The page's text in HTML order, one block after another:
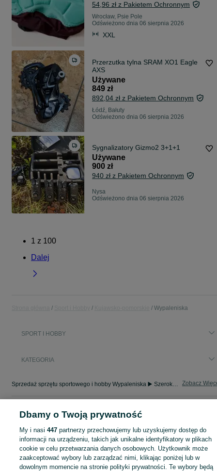
54,96 zł z Pakietem Ochronnym
Wrocław, Psie Pole
Odświeżono dnia 06 sierpnia 2026
XXL
Przerzutka tylna SRAM XO1 Eagle
AXS
Używane
849 zł
892,04 zł z Pakietem Ochronnym
Łódź, Bałuty
Odświeżono dnia 06 sierpnia 2026
Sygnalizatory Gizmo2 3+1+1
Używane
900 zł
940 zł z Pakietem Ochronnym
Nysa
Odświeżono dnia 06 sierpnia 2026
1 z 100
Dalej
Wypaleniska
SPORT I HOBBY
KATEGORIA
Sprzedaż sprzętu sportowego i hobby Wypaleniska ▶️ Szeroki wybór produktów ✅ Nowe i używane w atrakcyjnych cenach ✌ Sprawdź ogłoszenia na OLX.pl! Zobacz
Mapa kategorii
Mapa ministron
Popularne wyszukiwania
Dbamy o Twoją prywatność
My i nasi447 partnerzy przechowujemy lub uzyskujemy dostęp do
informacji na urządzeniu, takich jak unikalne identyfikatory w plikach
cookie w celu przetwarzania danych osobowych. Użytkownik może
zaakceptować wybory lub zarządzać nimi, klikając poniżej lub w
dowolnym momencie na stronie polityki prywatności. Te wybory będą